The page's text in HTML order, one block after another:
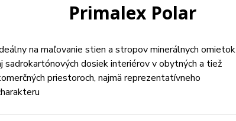
Primalex Polar
na maľovanie stien a stropov minerálnych omietok
sadrokartónových dosiek interiérov v obytných a tiež
priestoroch, najmä reprezentatívneho